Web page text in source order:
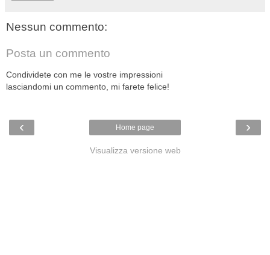
Nessun commento:
Posta un commento
Condividete con me le vostre impressioni
lasciandomi un commento, mi farete felice!
‹ ›
Home page
Visualizza versione web